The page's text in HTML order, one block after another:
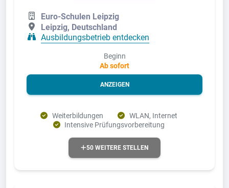
Euro-Schulen Leipzig
Leipzig, Deutschland
Ausbildungsbetrieb entdecken
Beginn
Ab sofort
ANZEIGEN
Weiterbildungen
WLAN, Internet
Intensive Prüfungsvorbereitung
50 WEITERE STELLEN